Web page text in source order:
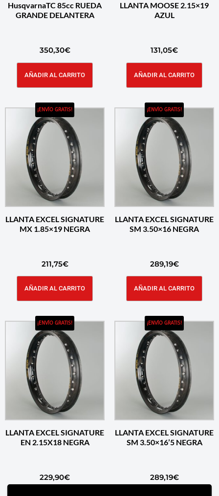
HusqvarnaTC 85cc RUEDA
GRANDE DELANTERA
350,30€
AÑADIR AL CARRITO
LLANTA MOOSE 2.15×19
AZUL
131,05€
AÑADIR AL CARRITO
¡ENVÍO GRATIS!
LLANTA EXCEL SIGNATURE
MX 1.85×19 NEGRA
211,75€
AÑADIR AL CARRITO
¡ENVÍO GRATIS!
LLANTA EXCEL SIGNATURE
SM 3.50×16 NEGRA
289,19€
AÑADIR AL CARRITO
¡ENVÍO GRATIS!
LLANTA EXCEL SIGNATURE
EN 2.15X18 NEGRA
229,90€
¡ENVÍO GRATIS!
LLANTA EXCEL SIGNATURE
SM 3.50×16’5 NEGRA
289,19€